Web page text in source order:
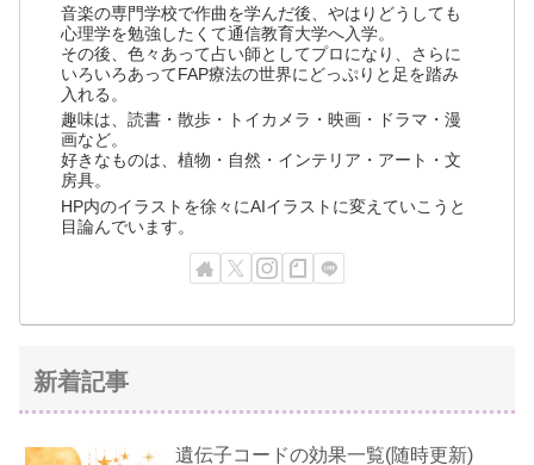
音楽の専門学校で作曲を学んだ後、やはりどうしても
心理学を勉強したくて通信教育大学へ入学。
その後、色々あって占い師としてプロになり、さらに
いろいろあってFAP療法の世界にどっぷりと足を踏み
入れる。
趣味は、読書・散歩・トイカメラ・映画・ドラマ・漫
画など。
好きなものは、植物・自然・インテリア・アート・文
房具。
HP内のイラストを徐々にAIイラストに変えていこうと
目論んでいます。
新着記事
遺伝子コードの効果一覧(随時更新)